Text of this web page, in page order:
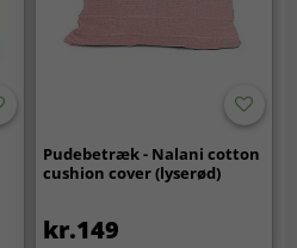
Pudebetræk - Nalani cotton
cushion cover (lyserød)
kr.149